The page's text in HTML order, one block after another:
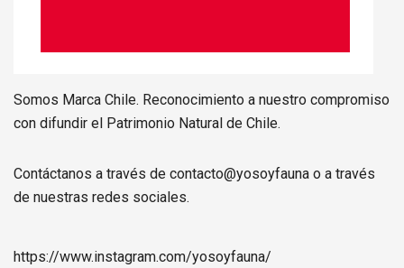
Somos Marca Chile. Reconocimiento a nuestro compromiso
con difundir el Patrimonio Natural de Chile.
Contáctanos a través de contacto@yosoyfauna o a través
de nuestras redes sociales.
https://www.instagram.com/yosoyfauna/